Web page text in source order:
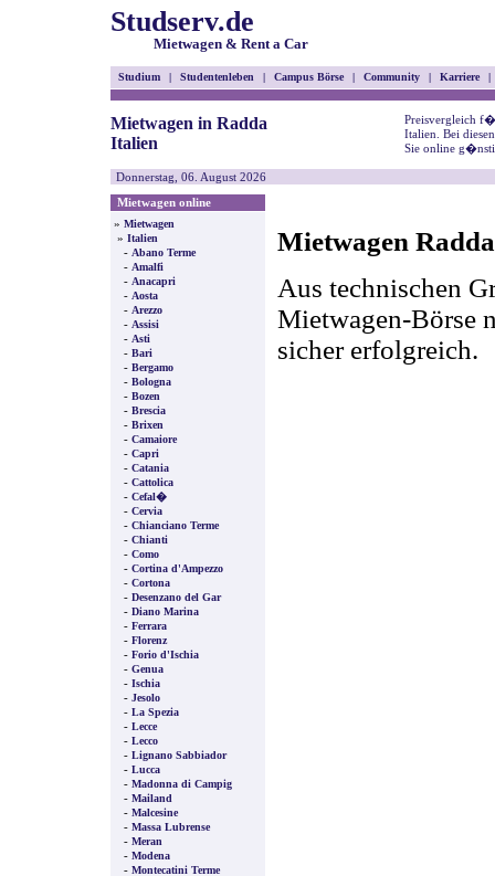
Studserv.de
Mietwagen & Rent a Car
Studium | Studentenleben | Campus Börse | Community | Karriere |
Mietwagen in Radda
Italien
Preisvergleich
Italien. Bei
Sie online
Donnerstag, 06. August 2026
Mietwagen online
» Mietwagen
» Italien
- Abano Terme
- Amalfi
- Anacapri
- Aosta
- Arezzo
- Assisi
- Asti
- Bari
- Bergamo
- Bologna
- Bozen
- Brescia
- Brixen
- Camaiore
- Capri
- Catania
- Cattolica
- Cefal�
- Cervia
- Chianciano Terme
- Chianti
- Como
- Cortina d'Ampezzo
- Cortona
- Desenzano del Gar
- Diano Marina
- Ferrara
- Florenz
- Forio d'Ischia
- Genua
- Ischia
- Jesolo
- La Spezia
- Lecce
- Lecco
- Lignano Sabbiador
- Lucca
- Madonna di Campig
- Mailand
- Malcesine
- Massa Lubrense
- Meran
- Modena
- Montecatini Terme
Mietwagen
Aus technischen
Mietwagen-Börse
sicher erfolgreich.